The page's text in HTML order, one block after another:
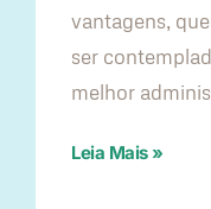
vantagens,
ser
melhor
Leia Mais »